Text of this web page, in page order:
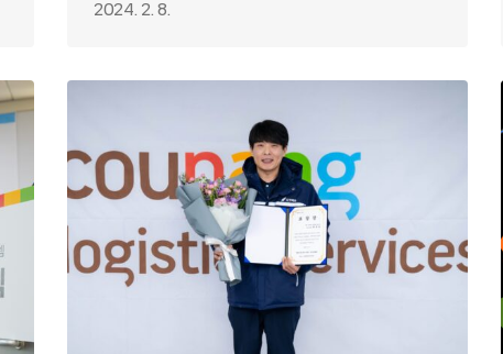
2024. 2. 8.